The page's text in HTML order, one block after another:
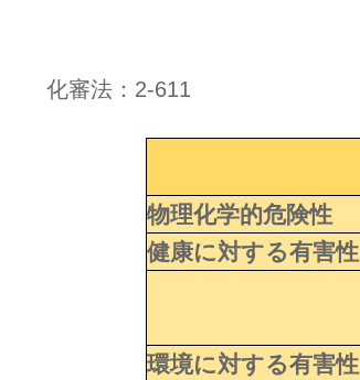
化審法：2-611
物理化学的危険性
健康に対する有害性
環境に対する有害性